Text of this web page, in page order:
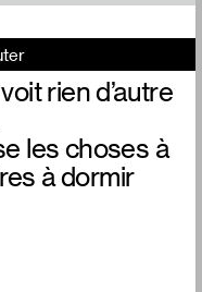
rien d’autre
les choses à
à dormir